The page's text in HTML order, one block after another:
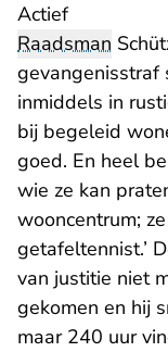
Actief
Raadsman
gevangenisstraf
inmiddels in
bij begeleid
goed. En heel
wie ze kan
wooncentrum;
getafeltennist.’
van justitie niet
gekomen en hij
maar 240 uur